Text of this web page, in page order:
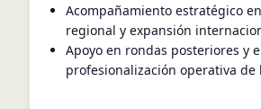
Acompañamiento estratégico
regional y expansión
Apoyo en rondas posteriores y
profesionalización operativa de